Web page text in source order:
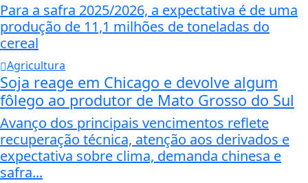
Para a safra 2025/2026, a expectativa é de uma
produção de 11,1 milhões de toneladas do
cereal
Agricultura
Soja reage em Chicago e devolve algum
fôlego ao produtor de Mato Grosso do Sul
Avanço dos principais vencimentos reflete
recuperação técnica, atenção aos derivados e
expectativa sobre clima, demanda chinesa e
safra...